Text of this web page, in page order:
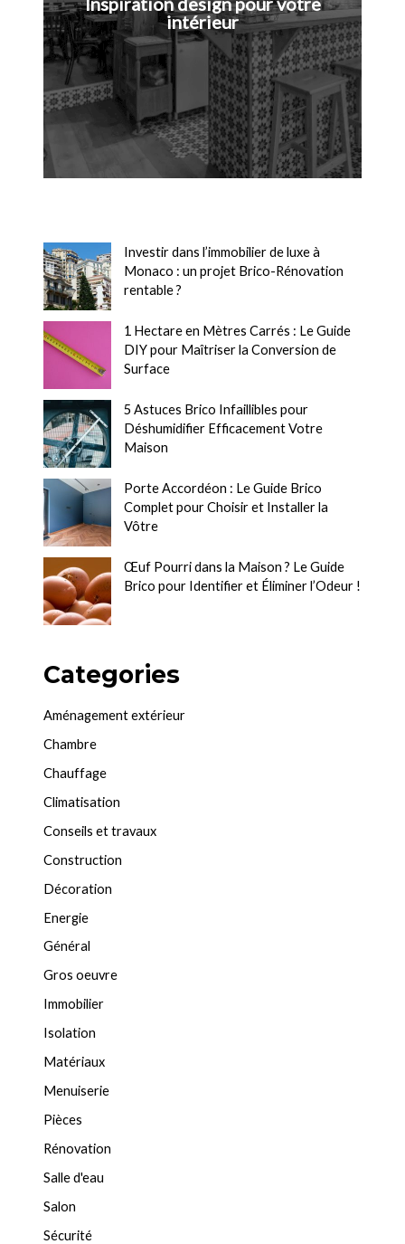
intérieur
Investir dans l’immobilier de luxe à
Monaco : un projet Brico-Rénovation
rentable ?
1 Hectare en Mètres Carrés : Le Guide
DIY pour Maîtriser la Conversion de
Surface
5 Astuces Brico Infaillibles pour
Déshumidifier Efficacement Votre
Maison
Porte Accordéon : Le Guide Brico
Complet pour Choisir et Installer la
Vôtre
Œuf Pourri dans la Maison ? Le Guide
Brico pour Identifier et Éliminer l’Odeur !
Categories
Aménagement extérieur
Chambre
Chauffage
Climatisation
Conseils et travaux
Construction
Décoration
Energie
Général
Gros oeuvre
Immobilier
Isolation
Matériaux
Menuiserie
Pièces
Rénovation
Salle d'eau
Salon
Sécurité